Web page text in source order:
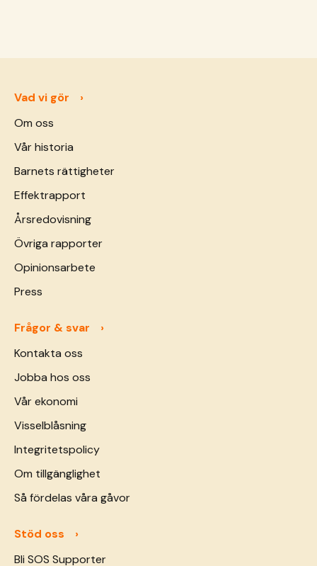
href="https://sos-barnbyar.se/sos-
syrien/">Continued</a>
Vad vi gör
Om oss
Vår historia
Barnets rättigheter
Effektrapport
Årsredovisning
Övriga rapporter
Opinionsarbete
Press
Frågor & svar
Kontakta oss
Jobba hos oss
Vår ekonomi
Visselblåsning
Integritetspolicy
Om tillgänglighet
Så fördelas våra gåvor
Stöd oss
Bli SOS Supporter